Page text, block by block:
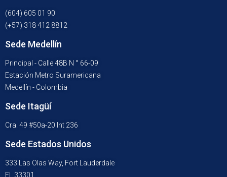
(604) 605 01 90
(+57) 318 412 8812
Sede Medellín
Principal - Calle 48B N ° 66-09
Estación Metro Suramericana
Medellín - Colombia
Sede Itagüí
Cra. 49 #50a-20 Int 236
Sede Estados Unidos
333 Las Olas Way, Fort Lauderdale
FL 33301